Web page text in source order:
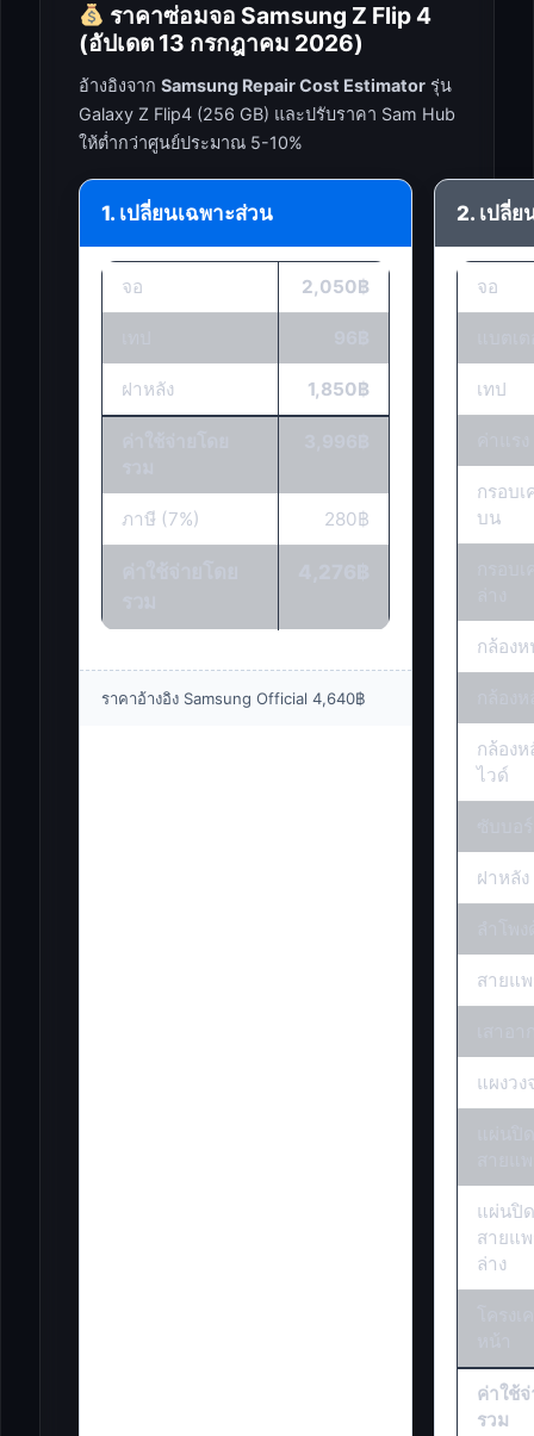
ราคาซ่อมจอ Samsung Z Flip 4
(อัปเดต 13 กรกฎาคม 2026)
อ้างอิงจาก Samsung Repair Cost Estimator รุ่น
Galaxy Z Flip4 (256 GB) และปรับราคา Sam Hub
ให้ต่ำกว่าศูนย์ประมาณ 5-10%
1. เปลี่ยนเฉพาะส่วน
จอ 2,050฿
ฝาหลัง 1,850฿
ภาษี (7%) 280฿
ราคาอ้างอิง Samsung Official 4,640฿
2. เปลี่ย
จอ
เทป
กรอบเ
บน
กล้อง
กล้องห
ไวด์
ฝาหลัง
สายแ
แผงวง
แผ่นปิ
สายแ
ล่าง
ค่าใช้
รวม